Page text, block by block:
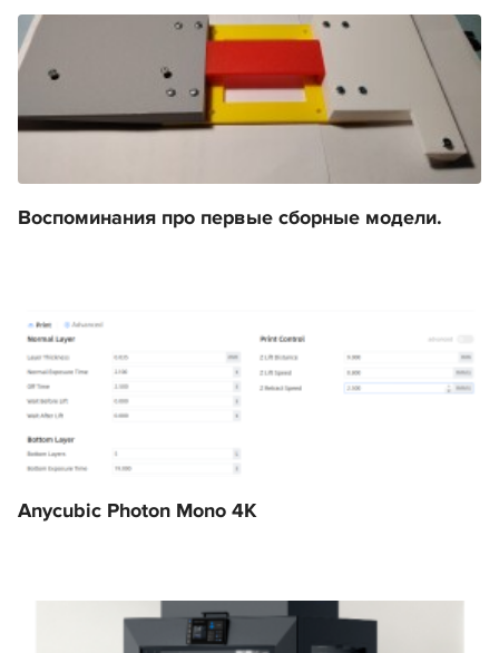
Воспоминания про первые сборные модели.
Anycubic Photon Mono 4K